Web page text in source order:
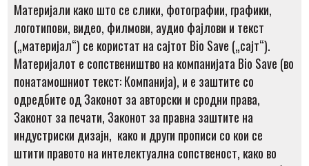
Материјали како што се слики, фотографии, графики,
логотипови, видео, филмови, аудио фајлови и текст
(„материјал“) се користат на сајтот Bio Save („сајт“).
Материјалот е сопствеништво на компанијата Bio Save (во
понатамошниот текст: Компанија), и е заштите со
одредбите од Законот за авторски и сродни права,
Законот за печати, Законот за правна заштите на
индустриски дизајн, како и други прописи со кои се
штити правото на интелектуална сопственост, како во